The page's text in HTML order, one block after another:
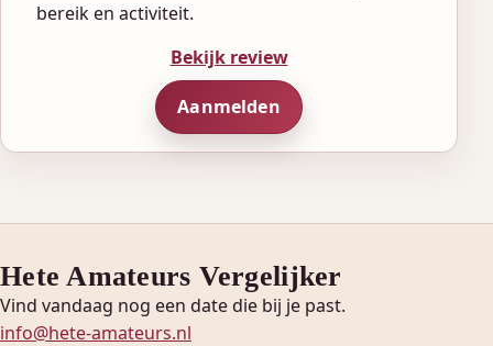
bereik en activiteit.
Bekijk review
Aanmelden
Hete Amateurs Vergelijker
Vind vandaag nog een date die bij je past.
info@hete-amateurs.nl